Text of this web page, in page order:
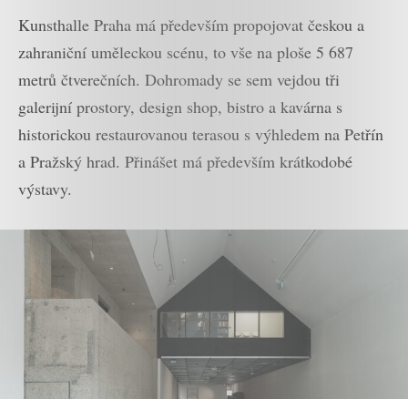
Kunsthalle Praha má především propojovat českou a
zahraniční uměleckou scénu, to vše na ploše 5 687
metrů čtverečních. Dohromady se sem vejdou tři
galerijní prostory, design shop, bistro a kavárna s
historickou restaurovanou terasou s výhledem na Petřín
a Pražský hrad. Přinášet má především krátkodobé
výstavy.